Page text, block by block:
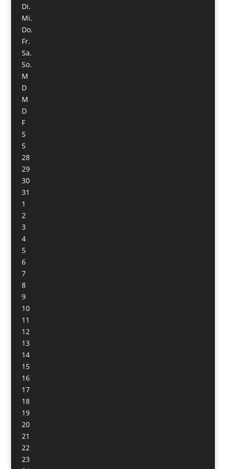
Di.
Mi.
Do.
Fr.
Sa.
So.
M
D
M
D
F
S
S
28
29
30
31
1
2
3
4
5
6
7
8
9
10
11
12
13
14
15
16
17
18
19
20
21
22
23